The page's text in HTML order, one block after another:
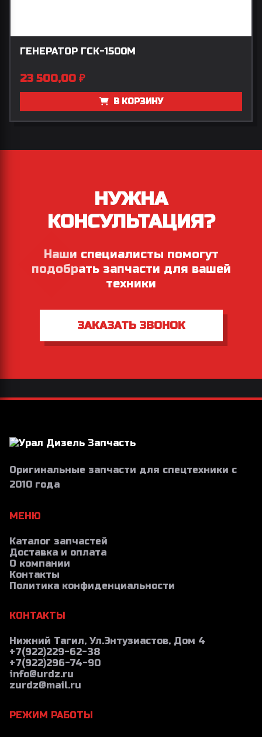
ГЕНЕРАТОР ГСК-1500М
23 500,00 ₽
В КОРЗИНУ
НУЖНА
КОНСУЛЬТАЦИЯ?
Наши специалисты помогут
подобрать запчасти для вашей
техники
ЗАКАЗАТЬ ЗВОНОК
Оригинальные запчасти для спецтехники с
2010 года
МЕНЮ
Каталог запчастей
Доставка и оплата
О компании
Контакты
Политика конфиденциальности
КОНТАКТЫ
Нижний Тагил, Ул.Энтузиастов, Дом 4
+7(922)229-62-38
+7(922)296-74-90
info@urdz.ru
zurdz@mail.ru
РЕЖИМ РАБОТЫ